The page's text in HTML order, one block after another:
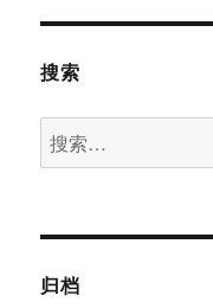
搜索
搜
索：
归档